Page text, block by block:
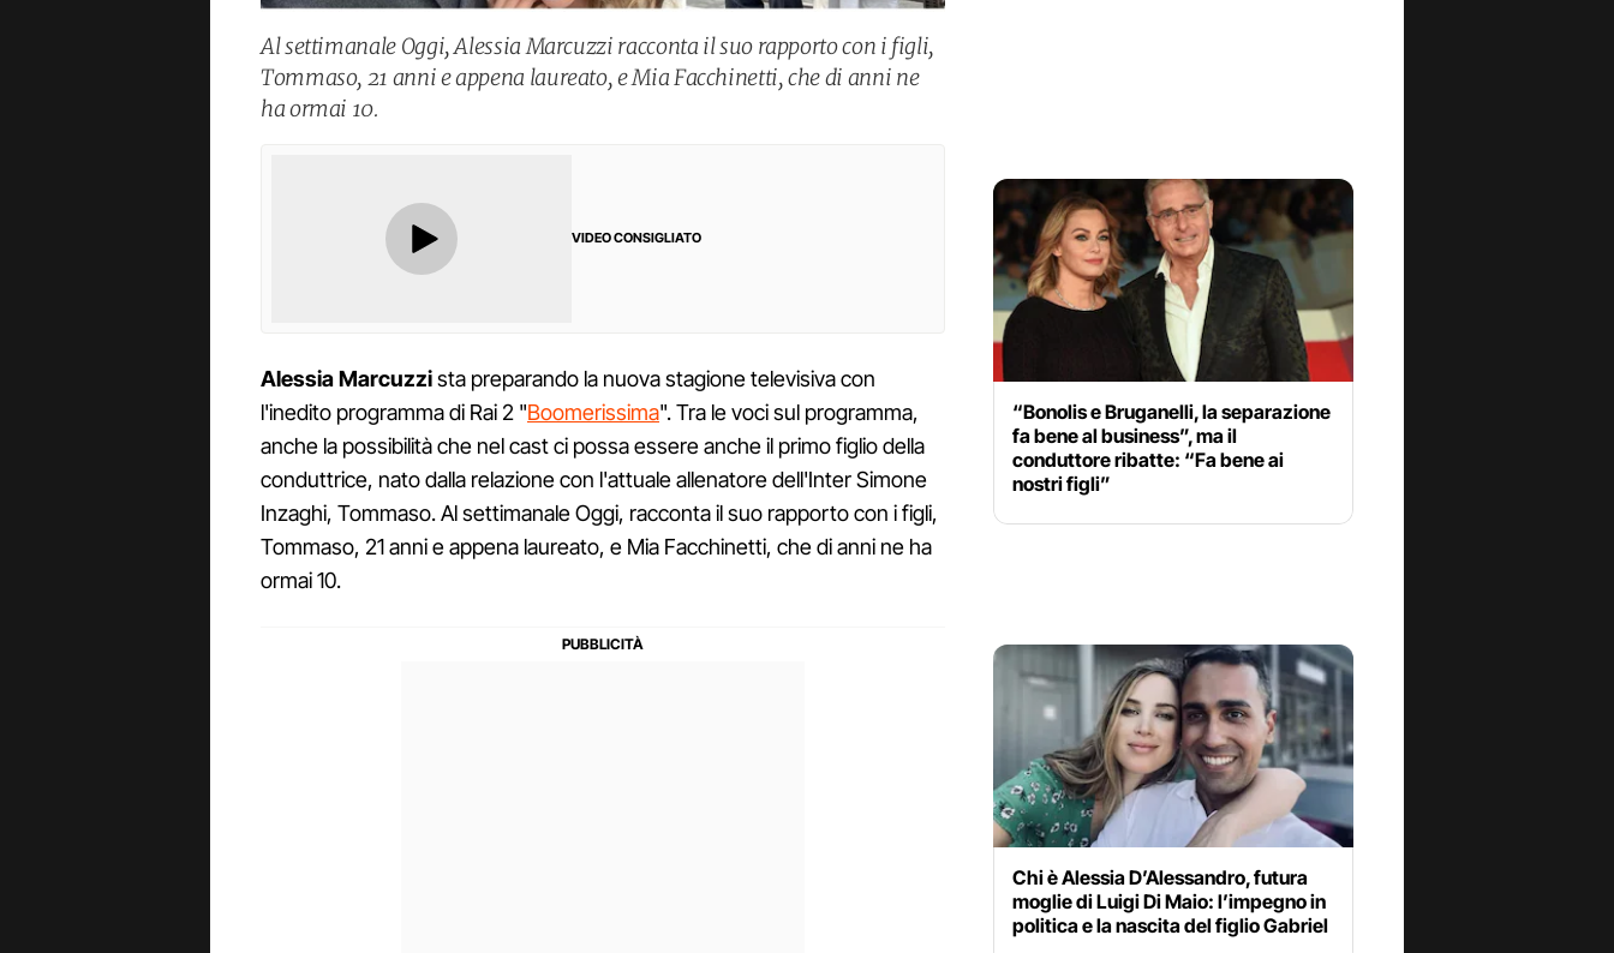
Al settimanale Oggi, Alessia Marcuzzi racconta il suo rapporto con i figli,
Tommaso, 21 anni e appena laureato, e Mia Facchinetti, che di anni ne
ha ormai 10.
VIDEO CONSIGLIATO
AlessiaMarcuzzista preparando la nuova stagione televisiva con
l'inedito programma di Rai 2 "Boomerissima". Tra le voci sul programma,
anche la possibilità che nel cast ci possa essere anche il primo figlio della
conduttrice, nato dalla relazione con l'attuale allenatore dell'Inter Simone
Inzaghi, Tommaso. Al settimanale Oggi, racconta il suo rapporto con i figli,
Tommaso, 21 anni e appena laureato, e Mia Facchinetti, che di anni ne ha
ormai 10.
“Bonolis e Bruganelli, la separazione
fa bene al business”, ma il
conduttore ribatte: “Fa bene ai
nostri figli”
Chi è Alessia D’Alessandro, futura
moglie di Luigi Di Maio: l’impegno in
politica e la nascita del figlio Gabriel